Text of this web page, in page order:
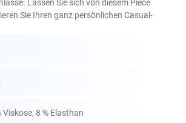
Lassen Sie sich von diesem Piece
Sie Ihren ganz persönlichen Casual-
Viskose, 8 % Elasthan